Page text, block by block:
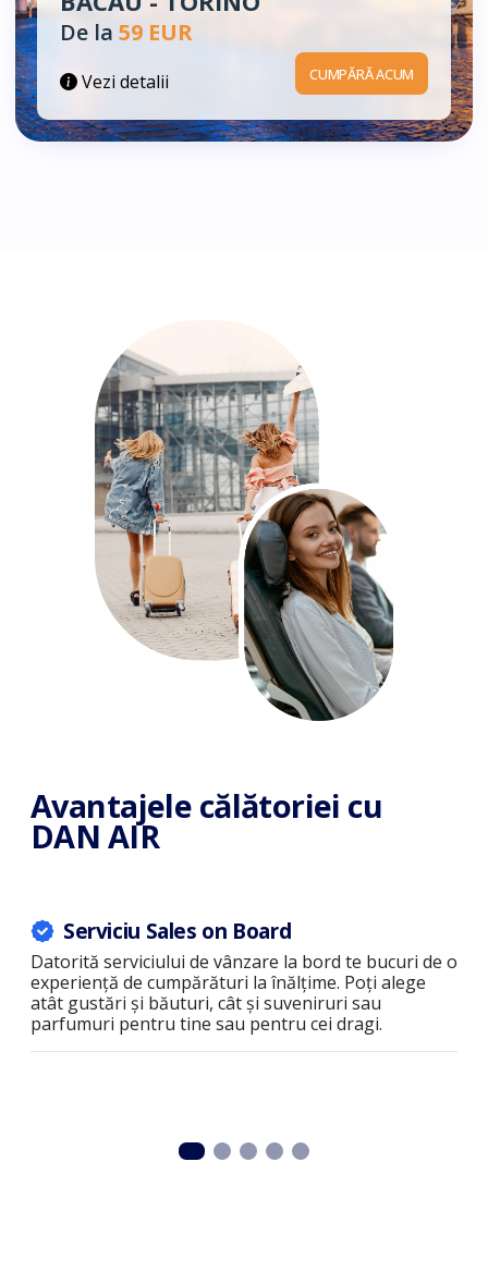
De la 59 EUR
Vezi detalii CUMPĂRĂ ACUM
Avantajele călătoriei cu
DAN AIR
Serviciu Sales on Board
Datorită serviciului de vânzare la bord te bucuri de o
experiență de cumpărături la înălțime. Poți alege
atât gustări și băuturi, cât și suveniruri sau
parfumuri pentru tine sau pentru cei dragi.